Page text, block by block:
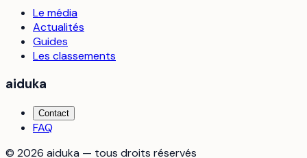
Le média
Actualités
Guides
Les classements
aiduka
Contact
FAQ
© 2026 aiduka — tous droits réservés